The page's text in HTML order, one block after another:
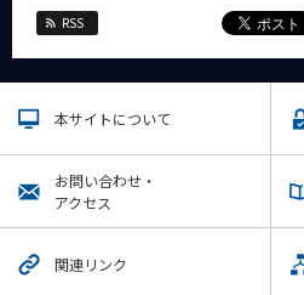
RSS
本サイトについて
お問い合わせ・
アクセス
関連リンク